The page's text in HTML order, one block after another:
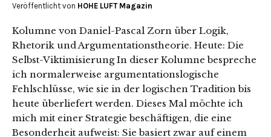
Veröffentlicht von HOHE LUFT Magazin
Kolumne von Daniel-Pascal Zorn über Logik,
Rhetorik und Argumentationstheorie. Heute: Die
Selbst-Viktimisierung In dieser Kolumne bespreche
ich normalerweise argumentationslogische
Fehlschlüsse, wie sie in der logischen Tradition bis
heute überliefert werden. Dieses Mal möchte ich
mich mit einer Strategie beschäftigen, die eine
Besonderheit aufweist: Sie basiert zwar auf einem